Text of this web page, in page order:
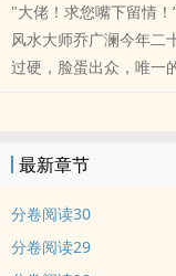
"大佬！求您嘴下留情！
风水大师乔广澜今年二
过硬，脸蛋出众，唯一
找他求姻缘符的柔弱白
乔广澜：“没关系你再忍
次生日......”
最新章节
分卷阅读30
分卷阅读29